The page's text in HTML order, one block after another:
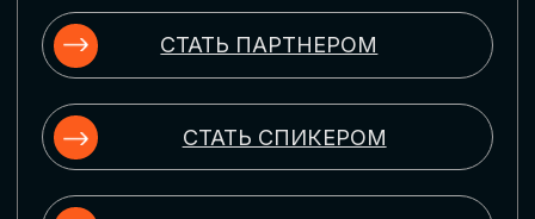
Узнаем как компании адаптируются к
новой ИИ-реальности. Как ИИ-
сотрудники становятся
«полноправными» членами команды, как
ИИ-помощники забирают на себя рутину
и как можно значительно увеличить
производительность без огромных
затрат на нейросети
ЦИФРОВИЗАЦИЯ
УПРАВЛЕНИЯ ПЕРСОНАЛОМ